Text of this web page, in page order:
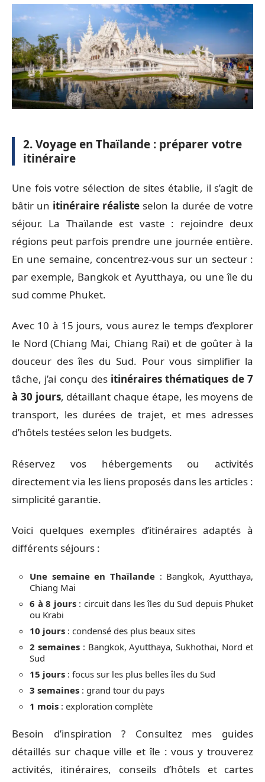
2. Voyage en Thaïlande : préparer votre
itinéraire
Une fois votre sélection de sites établie, il s’agit de
bâtir un itinéraire réaliste selon la durée de votre
séjour. La Thaïlande est vaste : rejoindre deux
régions peut parfois prendre une journée entière.
En une semaine, concentrez-vous sur un secteur :
par exemple, Bangkok et Ayutthaya, ou une île du
sud comme Phuket.
Avec 10 à 15 jours, vous aurez le temps d’explorer
le Nord (Chiang Mai, Chiang Rai) et de goûter à la
douceur des îles du Sud. Pour vous simplifier la
tâche, j’ai conçu des itinéraires thématiques de 7
à 30 jours, détaillant chaque étape, les moyens de
transport, les durées de trajet, et mes adresses
d’hôtels testées selon les budgets.
Réservez vos hébergements ou activités
directement via les liens proposés dans les articles :
simplicité garantie.
Voici quelques exemples d’itinéraires adaptés à
différents séjours :
Une semaine en Thaïlande : Bangkok, Ayutthaya,
Chiang Mai
6 à 8 jours: circuit dans les îles du Sud depuis Phuket
ou Krabi
10 jours : condensé des plus beaux sites
2 semaines: Bangkok, Ayutthaya, Sukhothai, Nord et
Sud
15 jours : focus sur les plus belles îles du Sud
3 semaines : grand tour du pays
1 mois : exploration complète
Besoin d’inspiration ? Consultez mes guides
détaillés sur chaque ville et île : vous y trouverez
activités, itinéraires, conseils d’hôtels et cartes